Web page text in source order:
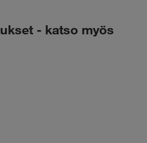
- katso myös